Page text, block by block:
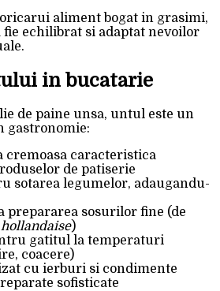
aliment bogat in grasimi,
echilibrat si adaptat nevoilor
in bucatarie
de paine unsa, untul este un
gastronomie:
cremoasa caracteristica
de patiserie
sotarea legumelor, adaugandu-
prepararea sosurilor fine (de
hollandaise)
gatitul la temperaturi
coacere)
cu ierburi si condimente
sofisticate